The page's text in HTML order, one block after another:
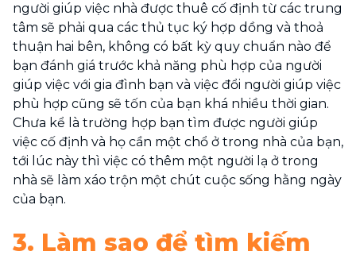
người giúp việc nhà được thuê cố định từ các trung
tâm sẽ phải qua các thủ tục ký hợp dồng và thoả
thuận hai bên, không có bất kỳ quy chuẩn nào để
bạn đánh giá trước khả năng phù hợp của người
giúp việc với gia đình bạn và việc đổi người giúp việc
phù hợp cũng sẽ tốn của bạn khá nhiều thời gian.
Chưa kể là trường hợp bạn tìm được người giúp
việc cố định và họ cần một chổ ở trong nhà của bạn,
tới lúc này thì việc có thêm một người lạ ở trong
nhà sẽ làm xáo trộn một chút cuộc sống hằng ngày
của bạn.
3. Làm sao để tìm kiếm